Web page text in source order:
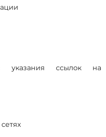
ссылок на